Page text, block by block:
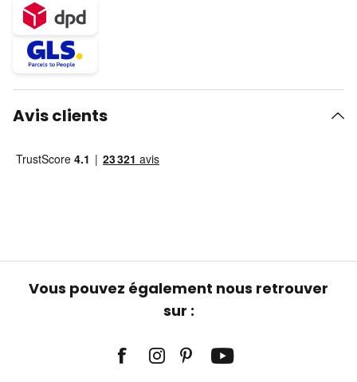
Avis clients
Vous pouvez également nous retrouver
sur :